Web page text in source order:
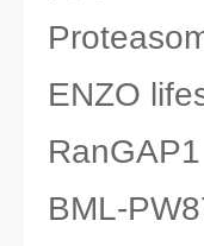
ENZO
BML-